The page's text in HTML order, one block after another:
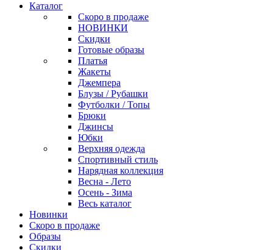
Каталог
Скоро в продаже
НОВИНКИ
Скидки
Готовые образы
Платья
Жакеты
Джемпера
Блузы / Рубашки
Футболки / Топы
Брюки
Джинсы
Юбки
Верхняя одежда
Спортивный стиль
Нарядная коллекция
Весна - Лето
Осень - Зима
Весь каталог
Новинки
Скоро в продаже
Образы
Скидки